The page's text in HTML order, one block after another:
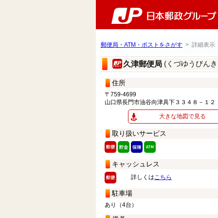
郵便局・ATM・ポストをさがす > 詳細表示
久津郵便局 (くづゆうびん
住所
〒759-4699
山口県長門市油谷向津具下３３４８－１２
大きな地図で見る
取り扱いサービス
キャッシュレス
詳しくはこちら
駐車場
あり（4台）